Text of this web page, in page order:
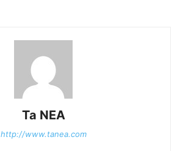
Ta NEA
http://www.tanea.com